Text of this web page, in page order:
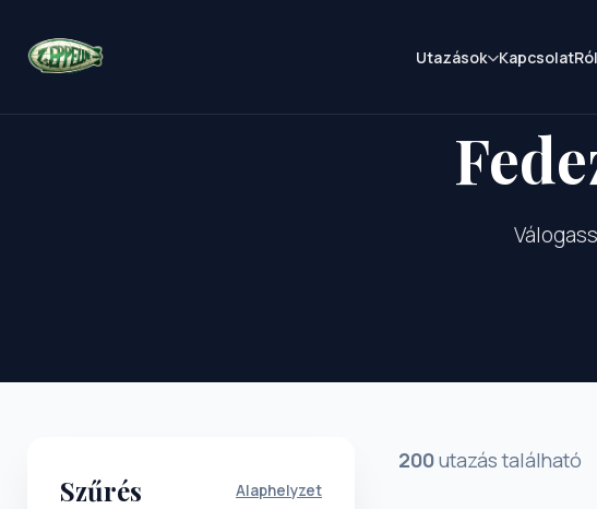
Utazások Kapcsolat
Szűrés Alaphelyzet
200utazás található